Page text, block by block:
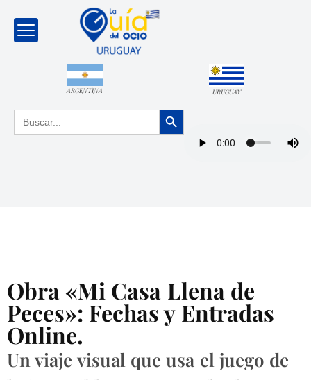
ARGENTINA URUGUAY
Buscar: Botón de búsqueda
Obra «Mi Casa Llena de
Peces»: Fechas y Entradas
Online.
Un viaje visual que usa el juego de